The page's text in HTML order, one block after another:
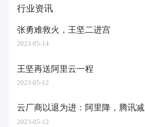
行业资讯
张勇难救火，王坚二进宫
2023-05-14
王坚再送阿里云一程
2023-05-12
云厂商以退为进：阿里降，腾讯减
2023-05-12